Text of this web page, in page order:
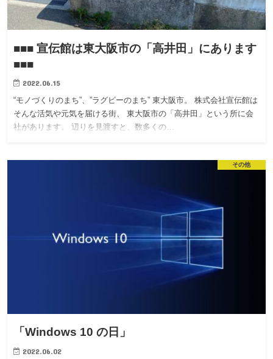
■■■ 宣伝館は東大阪市の「高井田」にあります
■■■
2022.06.15
“モノづくりのまち”、”ラグビーのまち” 東大阪市。 株式会社宣伝館は
そんな活気や元気を届ける街、 東大阪市の「高井田」という所に会
社があります。 辺りを見渡すと、数多くの…
その他
「Windows 10 の日」
2022.06.02